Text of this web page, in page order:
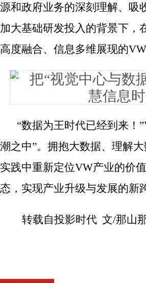
源和政府业务的深刻理解、吸
加大基础研发投入的背景下，
高度融合、信息多维展现的
“数据为王时代已经到来！
实践中重新定位VW产业的价
态，实现产业升级与发展的新
转载自投影时代 文/那山